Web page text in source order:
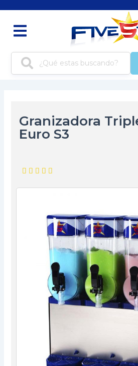
contenido
Granizadora
Euro S3
    